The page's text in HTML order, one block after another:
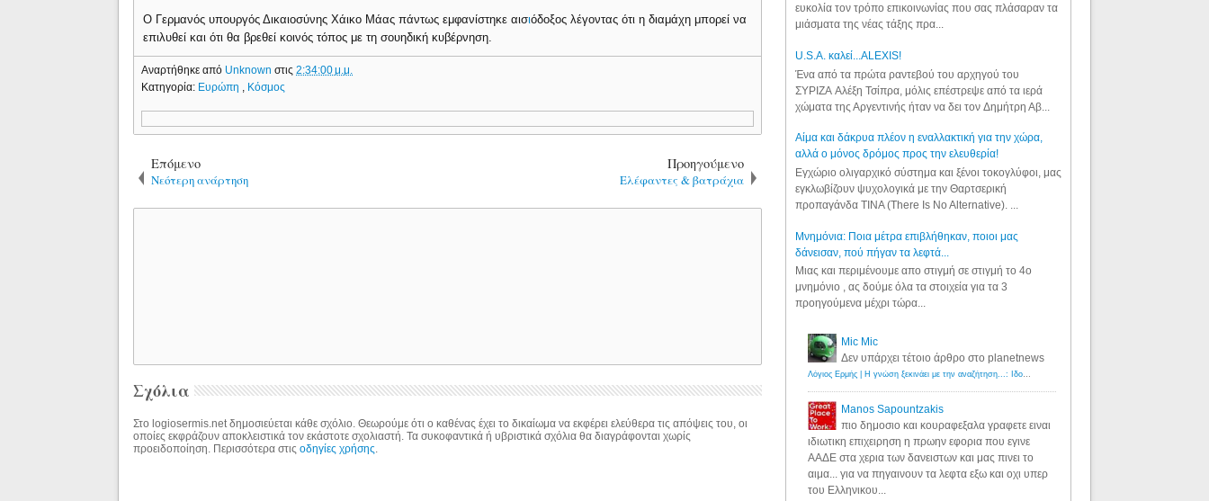
Ο Γερμανός υπουργός Δικαιοσύνης Χάικο Μάας πάντως εμφανίστηκε αισιόδοξος λέγοντας ότι η διαμάχη μπορεί να
επιλυθεί και ότι θα βρεθεί κοινός τόπος με τη σουηδική κυβέρνηση.
Αναρτήθηκε από Unknownστις2:34:00 μ.μ.
Κατηγορία: Ευρώπη Κόσμος
Επόμενο
Νεότερη ανάρτηση
Προηγούμενο
Ελέφαντες & βατράχια
Σχόλια
Στο logiosermis.net δημοσιεύεται κάθε σχόλιο. Θεωρούμε ότι ο καθένας έχει το δικαίωμα να εκφέρει ελεύθερα τις απόψεις του, οι
οποίες εκφράζουν αποκλειστικά τον εκάστοτε σχολιαστή. Τα συκοφαντικά ή υβριστικά σχόλια θα διαγράφονται χωρίς
προειδοποίηση. Περισσότερα στιςοδηγίες χρήσης
ευκολία τον τρόπο επικοινωνίας που σας πλάσαραν τα
μιάσματα της νέας τάξης πρα...
U.S.A. καλεί...ALEXIS!
Ένα από τα πρώτα ραντεβού του αρχηγού του
ΣΥΡΙΖΑ Αλέξη Τσίπρα, μόλις επέστρεψε από τα ιερά
χώματα της Αργεντινής ήταν να δει τον Δημήτρη Αβ...
Αίμα και δάκρυα πλέον η εναλλακτική για την χώρα,
αλλά ο μόνος δρόμος προς την ελευθερία!
Εγχώριο ολιγαρχικό σύστημα και ξένοι τοκογλύφοι, μας
εγκλωβίζουν ψυχολογικά με την Θαρτσερική
προπαγάνδα TINA (There Is No Alternative). ...
Μνημόνια: Ποια μέτρα επιβλήθηκαν, ποιοι μας
δάνεισαν, πού πήγαν τα λεφτά...
Μιας και περιμένουμε απο στιγμή σε στιγμή το 4ο
μνημόνιο , ας δούμε όλα τα στοιχεία για τα 3
προηγούμενα μέχρι τώρα...
Mic Mic
Δεν υπάρχει τέτοιο άρθρο στο planetnews
Λόγιος Ερμής | Η γνώση ξεκινάει με την αναζήτηση...: Ιδού οι 18 που χρωστούν 11 δις ευρώ!
Manos Sapountzakis
πιο δημοσιο και κουραφεξαλα γραφετε ειναι
ιδιωτικη επιχειρηση η πρωην εφορια που εγινε
ΑΑΔΕ στα χερια των δανειστων και μας πινει το
αιμα... για να πηγαινουν τα λεφτα εξω και οχι υπερ
του Ελληνικου...